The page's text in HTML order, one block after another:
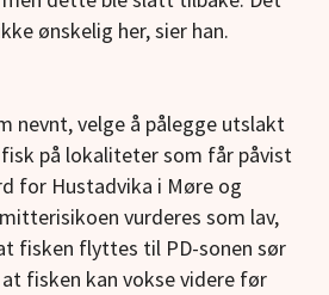
ønskelig her, sier han.
nevnt, velge å pålegge utslakt
på lokaliteter som får påvist
for Hustadvika i Møre og
vurderes som lav,
fisken flyttes til PD-sonen sør
fisken kan vokse videre før